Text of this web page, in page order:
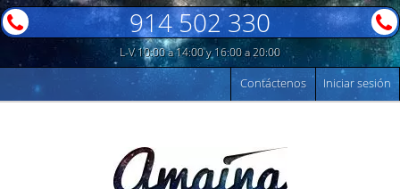
914 502 330
L-V 10:00 a 14:00 y 16:00 a 20:00
Iniciar sesión
Contáctenos